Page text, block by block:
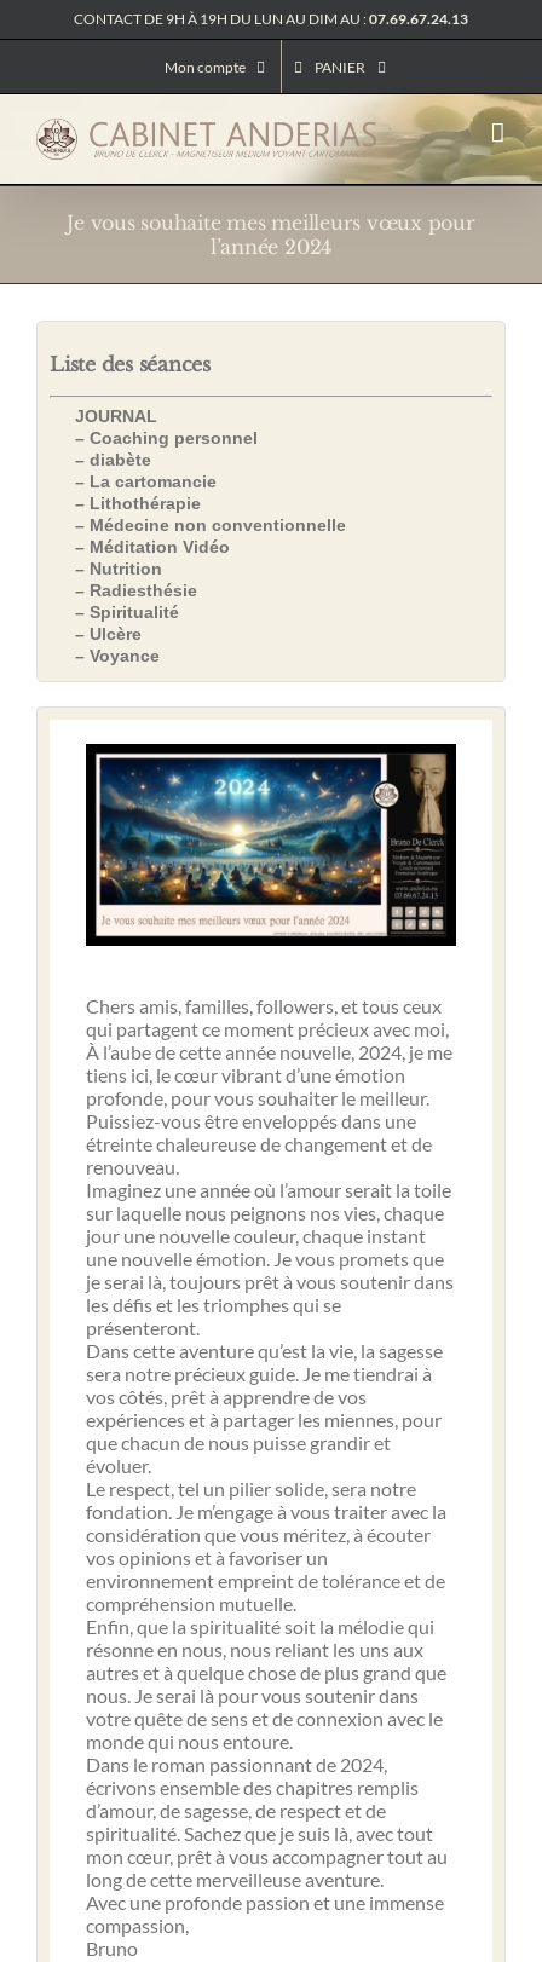
au
CONTACT DE 9H À 19H DU LUN AU DIM AU :07.69.67.24.13
Mon compte PANIER
Je vous souhaite mes meilleurs vœux pour
l’année 2024
Liste des séances
JOURNAL
– Coaching personnel
– diabète
– La cartomancie
– Lithothérapie
– Médecine non conventionnelle
– Méditation Vidéo
– Nutrition
– Radiesthésie
– Spiritualité
– Ulcère
– Voyance
Chers amis, familles, followers, et tous ceux
qui partagent ce moment précieux avec moi,
À l’aube de cette année nouvelle, 2024, je me
tiens ici, le cœur vibrant d’une émotion
profonde, pour vous souhaiter le meilleur.
Puissiez-vous être enveloppés dans une
étreinte chaleureuse de changement et de
renouveau.
Imaginez une année où l’amour serait la toile
sur laquelle nous peignons nos vies, chaque
jour une nouvelle couleur, chaque instant
une nouvelle émotion. Je vous promets que
je serai là, toujours prêt à vous soutenir dans
les défis et les triomphes qui se
présenteront.
Dans cette aventure qu’est la vie, la sagesse
sera notre précieux guide. Je me tiendrai à
vos côtés, prêt à apprendre de vos
expériences et à partager les miennes, pour
que chacun de nous puisse grandir et
évoluer.
Le respect, tel un pilier solide, sera notre
fondation. Je m’engage à vous traiter avec la
considération que vous méritez, à écouter
vos opinions et à favoriser un
environnement empreint de tolérance et de
compréhension mutuelle.
Enfin, que la spiritualité soit la mélodie qui
résonne en nous, nous reliant les uns aux
autres et à quelque chose de plus grand que
nous. Je serai là pour vous soutenir dans
votre quête de sens et de connexion avec le
monde qui nous entoure.
Dans le roman passionnant de 2024,
écrivons ensemble des chapitres remplis
d’amour, de sagesse, de respect et de
spiritualité. Sachez que je suis là, avec tout
mon cœur, prêt à vous accompagner tout au
long de cette merveilleuse aventure.
Avec une profonde passion et une immense
compassion,
Bruno